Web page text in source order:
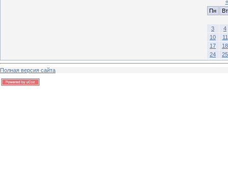
«
Пн
Вт
3
4
10
11
17
18
24
25
Полная версия сайта